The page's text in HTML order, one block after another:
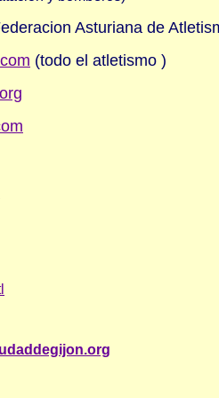
Asturiana de
(todo el atletismo )